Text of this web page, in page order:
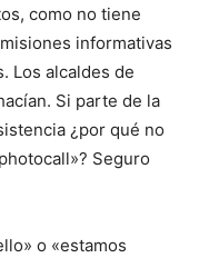
como no tiene
informativas
Los alcaldes de
Si parte de la
¿por qué no
Seguro
o «estamos